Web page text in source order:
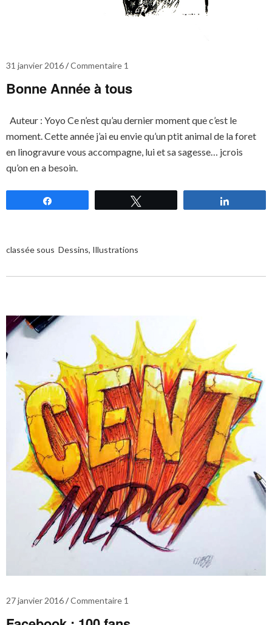
31 janvier 2016 Commentaire 1
Bonne Année à tous
Auteur : Yoyo Ce n’est qu’au dernier moment que c’est le
moment. Cette année j’ai eu envie qu’un ptit animal de la foret
en linogravure vous accompagne, lui et sa sagesse… jcrois
qu’on en a besoin.
classée sous Dessins, Illustrations
27 janvier 2016 Commentaire 1